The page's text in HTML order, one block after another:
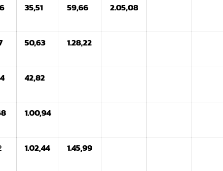
35,51 59,66 2.05,08
50,63 1.28,22
42,82
1.00,94
1.02,44 1.45,99